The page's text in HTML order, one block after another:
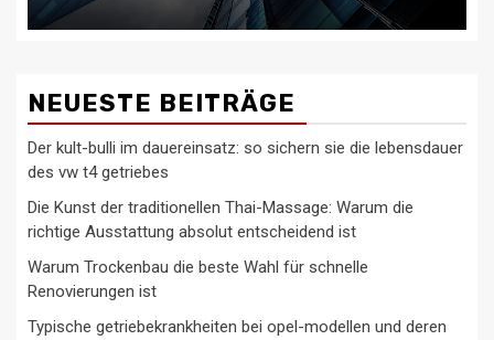
NEUESTE BEITRÄGE
Der kult-bulli im dauereinsatz: so sichern sie die lebensdauer
des vw t4 getriebes
Die Kunst der traditionellen Thai-Massage: Warum die
richtige Ausstattung absolut entscheidend ist
Warum Trockenbau die beste Wahl für schnelle
Renovierungen ist
Typische getriebekrankheiten bei opel-modellen und deren